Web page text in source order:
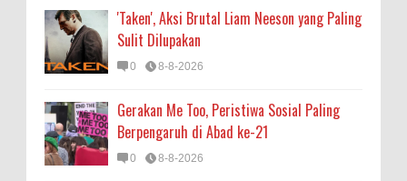
'Taken', Aksi Brutal Liam Neeson yang Paling
Sulit Dilupakan
0 8-8-2026
Gerakan Me Too, Peristiwa Sosial Paling
Berpengaruh di Abad ke-21
0 8-8-2026